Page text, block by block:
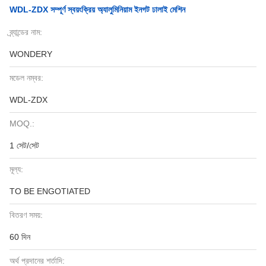
WDL-ZDX সম্পূর্ণ স্বয়ংক্রিয় অ্যালুমিনিয়াম ইনগট ঢালাই মেশিন
ব্র্যান্ডের নাম:
WONDERY
মডেল নম্বর:
WDL-ZDX
MOQ.:
1 সেট/সেট
মূল্য:
TO BE ENGOTIATED
বিতরণ সময়:
60 দিন
অর্থ প্রদানের শর্তাদি: